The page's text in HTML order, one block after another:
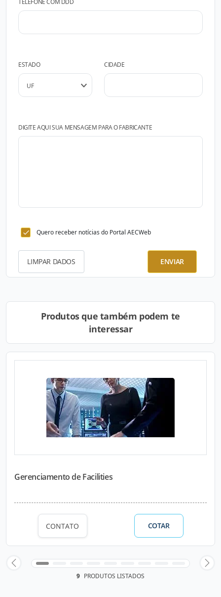
TELEFONE COM DDD
ESTADO CIDADE
DIGITE AQUI SUA MENSAGEM PARA O FABRICANTE
Quero receber notícias do Portal AECWeb
LIMPAR DADOS ENVIAR
Produtos que também podem te
interessar
Gerenciamento de Facilities
CONTATO COTAR
9 PRODUTOS LISTADOS